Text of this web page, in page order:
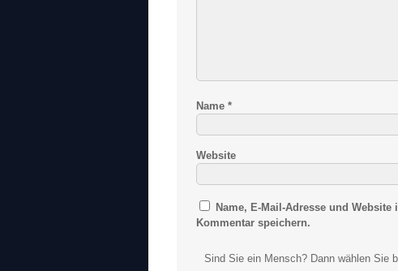
Name *
Website
Name, E-Mail-Adresse und
Kommentar speichern.
Sind Sie ein Mensch? Dann wählen Sie